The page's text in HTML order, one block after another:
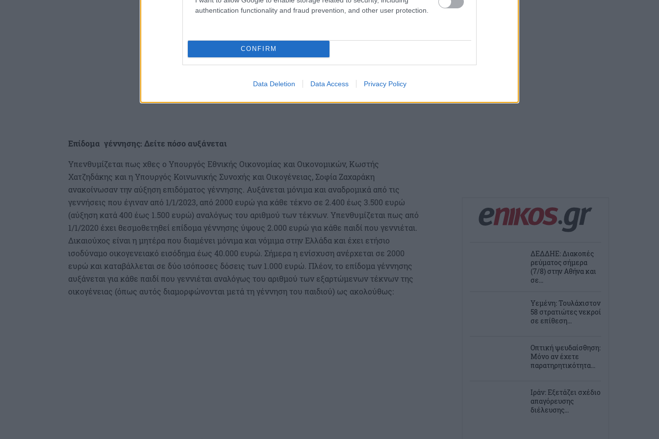
authentication functionality and fraud prevention, and other user protection.
CONFIRM
Data Deletion Data Access Privacy Policy
Επίδομα γέννησης: Δείτε πόσο αυξάνεται
Υπενθυμίζεται πως χθες ο Υπουργός Εθνικής Οικονομίας και Οικονομικών, Κωστής
Χατζηδάκης και η Υπουργός Κοινωνικής Συνοχής και Οικογένειας, Σοφία Ζαχαράκη
ανακοίνωσαν την αύξηση επιδόματος γέννησης. Αυξάνεται μόνιμα και αναδρομικά από τις
γεννήσεις που έγιναν από 1/1/2023, από 2000 ευρώ για κάθε τέκνο σε 2.400 έως 3.500 ευρώ
(αύξηση κατά 400 έως 1.500 ευρώ) αναλόγως του αριθμού των τέκνων. Υπενθυμίζεται πως από
1/1/2020 έχει θεσμοθετηθεί επίδομα γέννησης ύψους 2.000 ευρώ για κάθε παιδί που γεννιέται.
Δικαιούχος είναι η μητέρα που διαμένει μόνιμα και νόμιμα στην Ελλάδα και έχει ετήσιο
ισοδύναμο οικογενειακό εισόδημα έως 40.000 ευρώ. Σήμερα η ενίσχυση ανέρχεται σε 2000
ευρώ και καταβάλλεται σε δύο ισόποσες δόσεις των 1.000 ευρώ. Πλέον, το επίδομα γέννησης
αυξάνεται για κάθε παιδί που γεννιέται αναλόγως του αριθμού των εξαρτώμενων τέκνων της
οικογένειας (όπως αυτός διαμορφώνονται μετά τη γέννηση του παιδιού) ως ακολούθως:
ΔΕΔΔΗΕ: Διακοπές
ρεύματος σήμερα
(7/8) στην Αθήνα και
σε...
Υεμένη: Τουλάχιστον
58 στρατιώτες νεκροί
σε επίθεση...
Οπτική ψευδαίσθηση:
Μόνο αν έχετε
παρατηρητικότητα...
Ιράν: Εξετάζει σχέδιο
απαγόρευσης
διέλευσης...